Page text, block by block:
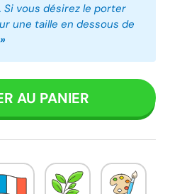
Si vous désirez le porter
une taille en dessous de
»
AU PANIER